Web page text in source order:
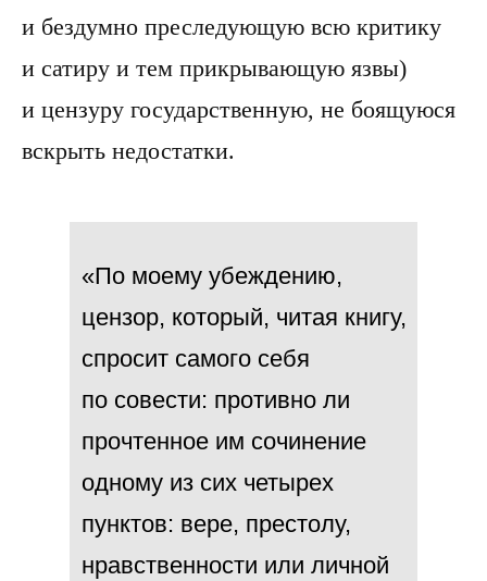
и бездумно преследующую всю критику
и сатиру и тем прикрывающую язвы)
и цензуру государственную, не боящуюся
вскрыть недостатки.
«По моему убеждению,
цензор, который, читая книгу,
спросит самого себя
по совести: противно ли
прочтенное им сочинение
одному из сих четырех
пунктов: вере, престолу,
нравственности или личной